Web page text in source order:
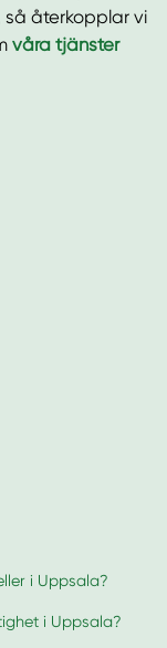
så återkopplar vi
våra tjänster
i Uppsala?
i Uppsala?